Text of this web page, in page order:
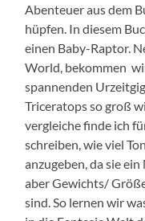
Abenteuer aus dem
hüpfen. In diesem
einen Baby-Raptor.
World, bekommen
spannenden
Triceratops so groß
vergleiche finde ich
schreiben, wie viel
anzugeben, da sie
aber Gewichts/
sind. So lernen wir